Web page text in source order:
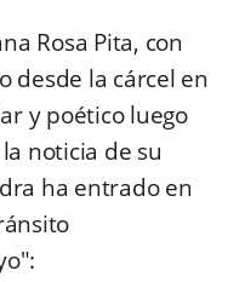
Rosa Pita, con
desde la cárcel en
y poético luego
noticia de su
ha entrado en